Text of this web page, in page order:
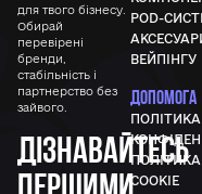
для твого бізнесу.
Обирай
перевірені
бренди,
стабільність і
партнерство без
зайвого.
Дізнавайтесь
POD-
ВЕЙПІНГУ
ДОПОМОГА
ПОЛІТИКА
ПОЛІТИКА
COOKIE